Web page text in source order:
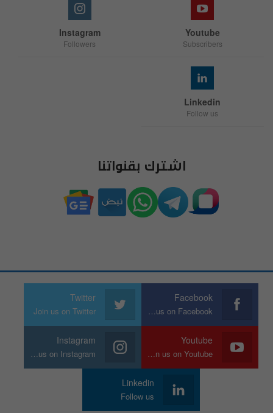
Youtube
Subscribers
Instagram
Followers
Linkedin
Follow us
اشترك بقنواتنا
Facebook
Join us on Facebook
Twitter
Join us on Twitter
Youtube
Join us on Youtube
Instagram
Join us on Instagram
Linkedin
Follow us